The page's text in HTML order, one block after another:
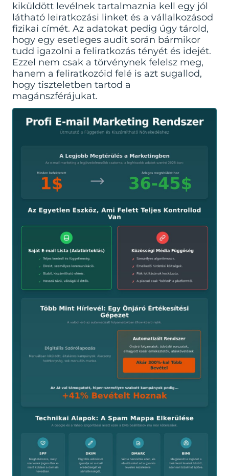
kiküldött levélnek tartalmaznia kell egy jól
látható leiratkozási linket és a vállalkozásod
fizikai címét. Az adatokat pedig úgy tárold,
hogy egy esetleges audit során bármikor
tudd igazolni a feliratkozás tényét és idejét.
Ezzel nem csak a törvénynek felelsz meg,
hanem a feliratkozóid felé is azt sugallod,
hogy tiszteletben tartod a
magánszférájukat.